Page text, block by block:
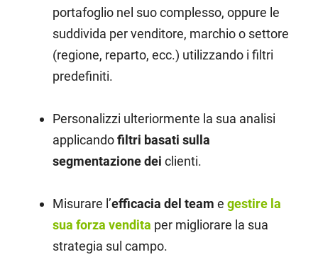
portafoglio nel suo complesso, oppure le
suddivida per venditore, marchio o settore
(regione, reparto, ecc.) utilizzando i filtri
predefiniti.
Personalizzi ulteriormente la sua analisi
applicandofiltri basati sulla
segmentazione dei clienti.
Misurare l’efficacia del team egestire la
sua forza vendita per migliorare la sua
strategia sul campo.